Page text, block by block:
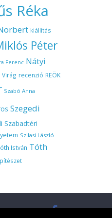
Réka
kiállítás
Péter
Ferenc Nátyi
Virág recenzió REÖK
Szabó Anna
Szegedi
Szabadtéri
Szilasi László
István Tóth